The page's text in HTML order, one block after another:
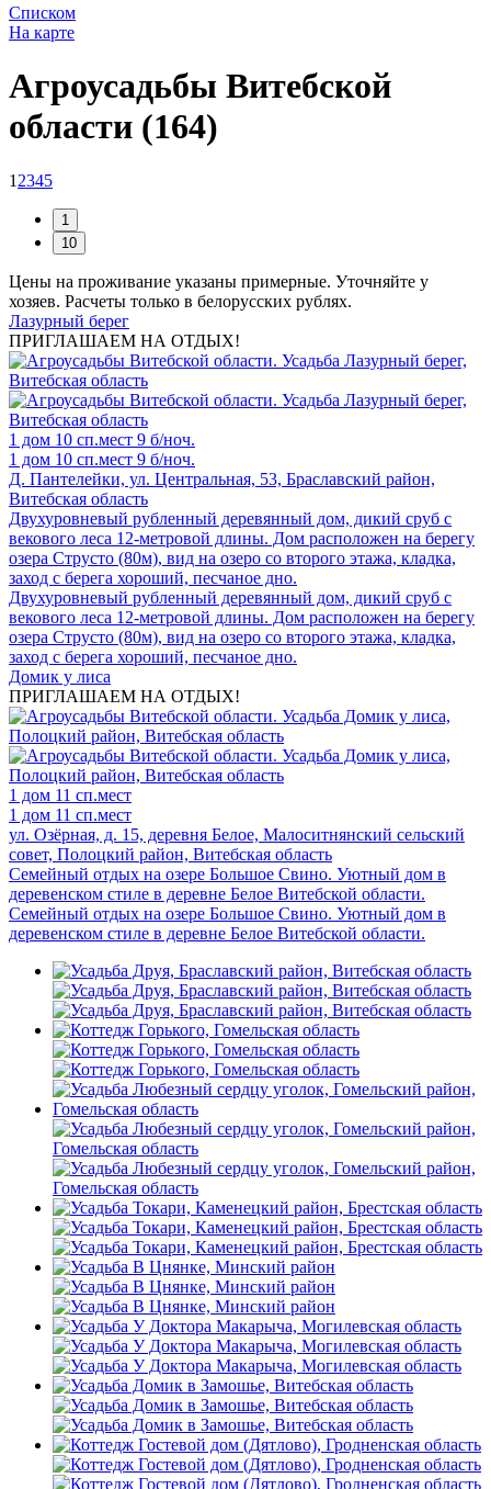
Списком
На карте
Агроусадьбы Витебской
области (164)
1 2345
Цены на проживание указаны примерные. Уточняйте у
хозяев. Расчеты только в белорусских рублях.
Лазурный берег
ПРИГЛАШАЕМ НА ОТДЫХ!
1 дом 10 сп.мест 9 б/ноч.
1 дом 10 сп.мест 9 б/ноч.
Д. Пантелейки, ул. Центральная, 53, Браславский район,
Витебская область
Двухуровневый рубленный деревянный дом, дикий сруб с
векового леса 12-метровой длины. Дом расположен на берегу
озера Струсто (80м), вид на озеро со второго этажа, кладка,
заход с берега хороший, песчаное дно.
Двухуровневый рубленный деревянный дом, дикий сруб с
векового леса 12-метровой длины. Дом расположен на берегу
озера Струсто (80м), вид на озеро со второго этажа, кладка,
заход с берега хороший, песчаное дно.
Домик у лиса
ПРИГЛАШАЕМ НА ОТДЫХ!
1 дом 11 сп.мест
1 дом 11 сп.мест
ул. Озёрная, д. 15, деревня Белое, Малоситнянский сельский
совет, Полоцкий район, Витебская область
Семейный отдых на озере Большое Свино. Уютный дом в
деревенском стиле в деревне Белое Витебской области.
Семейный отдых на озере Большое Свино. Уютный дом в
деревенском стиле в деревне Белое Витебской области.